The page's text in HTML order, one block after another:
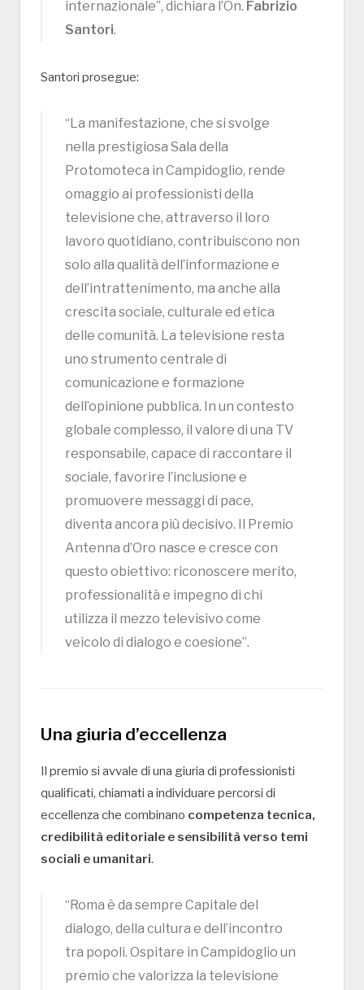
internazionale”, dichiara l’On. Fabrizio
Santori.
Santori prosegue:
“La manifestazione, che si svolge
nella prestigiosa Sala della
Protomoteca in Campidoglio, rende
omaggio ai professionisti della
televisione che, attraverso il loro
lavoro quotidiano, contribuiscono non
solo alla qualità dell’informazione e
dell’intrattenimento, ma anche alla
crescita sociale, culturale ed etica
delle comunità. La televisione resta
uno strumento centrale di
comunicazione e formazione
dell’opinione pubblica. In un contesto
globale complesso, il valore di una TV
responsabile, capace di raccontare il
sociale, favorire l’inclusione e
promuovere messaggi di pace,
diventa ancora più decisivo. Il Premio
Antenna d’Oro nasce e cresce con
questo obiettivo: riconoscere merito,
professionalità e impegno di chi
utilizza il mezzo televisivo come
veicolo di dialogo e coesione”.
Una giuria d’eccellenza
Il premio si avvale di una giuria di professionisti
qualificati, chiamati a individuare percorsi di
eccellenza che combinano competenza tecnica,
credibilità editoriale e sensibilità verso temi
sociali e umanitari.
“Roma è da sempre Capitale del
dialogo, della cultura e dell’incontro
tra popoli. Ospitare in Campidoglio un
premio che valorizza la televisione